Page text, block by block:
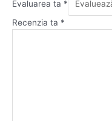
Evaluarea ta *
Recenzia ta *